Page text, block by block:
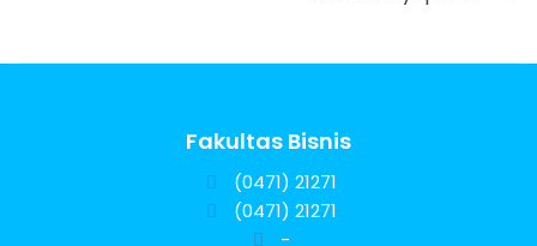
Fakultas Bisnis
(0471) 21271
(0471) 21271
-